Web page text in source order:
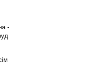
-